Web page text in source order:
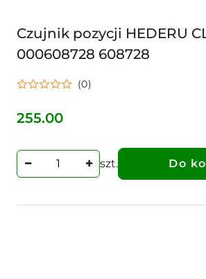
Czujnik pozycji HEDERU
000608728 608728
(0)
Cena:
255.00
szt. Do